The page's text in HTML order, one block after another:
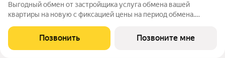
Выгодный обмен от застройщика услуга обмена вашей
квартиры на новую с фиксацией цены на период обмена.
самый выгодный вариант покупки. Продается 1-комн. квартира
с предчистовой отделкой. Квартира
Позвонить Позвоните мне